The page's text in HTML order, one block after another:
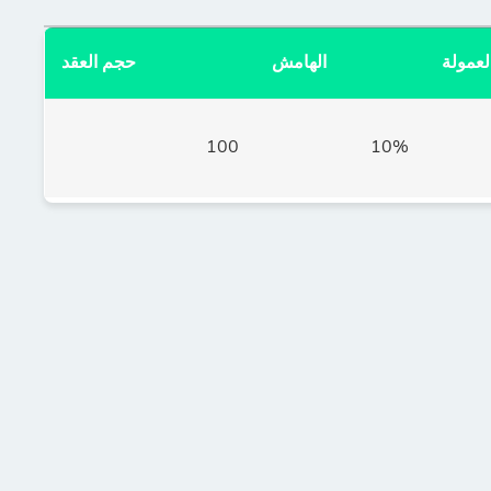
العمولة الهامش حجم العقد
10%
100